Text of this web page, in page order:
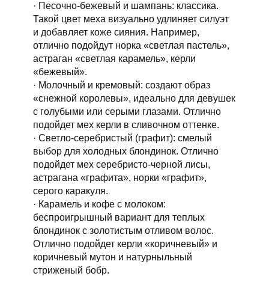
· Песочно-бежевый и шампань: классика.
Такой цвет меха визуально удлиняет силуэт
и добавляет коже сияния. Например,
отлично подойдут норка «светлая пастель»,
астраган «светлая карамель», керли
«бежевый».
· Молочный и кремовый: создают образ
«снежной королевы», идеально для девушек
с голубыми или серыми глазами. Отлично
подойдет мех керли в сливочном оттенке.
· Светло-серебристый (графит): смелый
выбор для холодных блондинок. Отлично
подойдет мех серебристо-черной лисы,
астрагана «графита», норки «графит»,
серого каракуля.
· Карамель и кофе с молоком:
беспроигрышный вариант для теплых
блондинок с золотистым отливом волос.
Отлично подойдет керли «коричневый» и
коричневый мутон и натурныльный
стриженый бобр.